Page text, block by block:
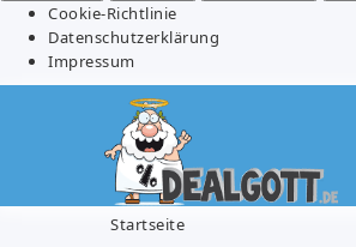
Cookie-Richtlinie
Datenschutzerklärung
Impressum
Startseite